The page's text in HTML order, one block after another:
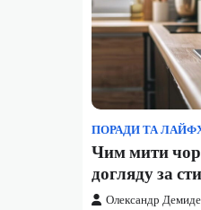
ПОРАДИ ТА
Чим мити
догляду за
Олександр